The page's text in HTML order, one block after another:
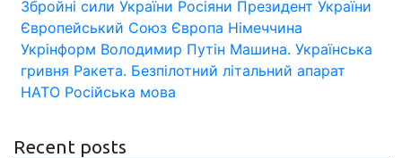
Збройні сили України Росіяни Президент України
Європейський Союз Європа Німеччина
Укрінформ Володимир Путін Машина. Українська
гривня Ракета. Безпілотний літальний апарат
НАТО Російська мова
Recent posts